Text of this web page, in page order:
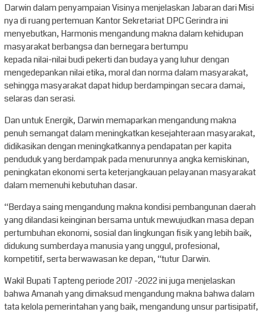
Darwin dalam penyampaian Visinya menjelaskan Jabaran dari Misi
nya di ruang pertemuan Kantor Sekretariat DPC Gerindra ini
menyebutkan, Harmonis mengandung makna dalam kehidupan
masyarakat berbangsa dan bernegara bertumpu
kepada nilai-nilai budi pekerti dan budaya yang luhur dengan
mengedepankan nilai etika, moral dan norma dalam masyarakat,
sehingga masyarakat dapat hidup berdampingan secara damai,
selaras dan serasi.
Dan untuk Energik, Darwin memaparkan mengandung makna
penuh semangat dalam meningkatkan kesejahteraan masyarakat,
didikasikan dengan meningkatkannya pendapatan per kapita
penduduk yang berdampak pada menurunnya angka kemiskinan,
peningkatan ekonomi serta keterjangkauan pelayanan masyarakat
dalam memenuhi kebutuhan dasar.
“Berdaya saing mengandung makna kondisi pembangunan daerah
yang dilandasi keinginan bersama untuk mewujudkan masa depan
pertumbuhan ekonomi, sosial dan lingkungan fisik yang lebih baik,
didukung sumberdaya manusia yang unggul, profesional,
kompetitif, serta berwawasan ke depan, “tutur Darwin.
Wakil Bupati Tapteng periode 2017 -2022 ini juga menjelaskan
bahwa Amanah yang dimaksud mengandung makna bahwa dalam
tata kelola pemerintahan yang baik, mengandung unsur partisipatif,